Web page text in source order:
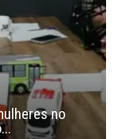
no